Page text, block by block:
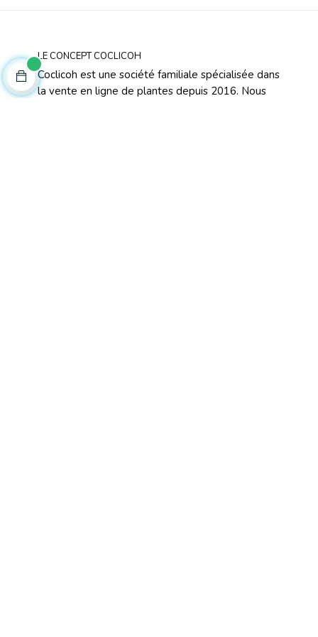
LE CONCEPT COCLICOH
Coclicoh est une société familiale spécialisée dans
la vente en ligne de plantes depuis 2016. Nous